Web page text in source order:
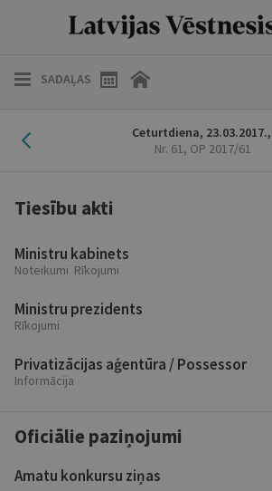
SADAĻAS
Iepriekšējais laidiensCeturtdiena, 23.03.2017.,
Nr. 61, OP 2017/61
Tiesību akti
Ministru kabinets
Noteikumi Rīkojumi
Ministru prezidents
Rīkojumi
Privatizācijas aģentūra / Possessor
Informācija
Oficiālie paziņojumi
Amatu konkursu ziņas